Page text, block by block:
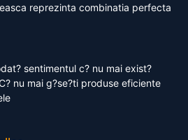
reprezinta combinatia perfecta
sentimentul c? nu mai exist?
nu mai g?se?ti produse eficiente